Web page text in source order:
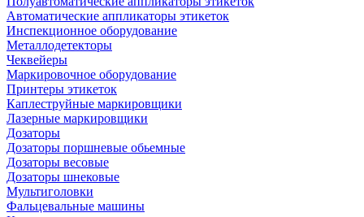
Автоматические аппликаторы этикеток
Инспекционное оборудование
Металлодетекторы
Чеквейеры
Маркировочное оборудование
Принтеры этикеток
Каплеструйные маркировщики
Лазерные маркировщики
Дозаторы
Дозаторы поршневые обьемные
Дозаторы весовые
Дозаторы шнековые
Мультиголовки
Фальцевальные машины